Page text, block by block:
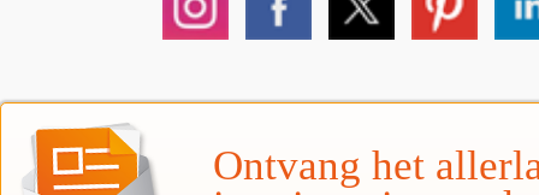
Ontvang het